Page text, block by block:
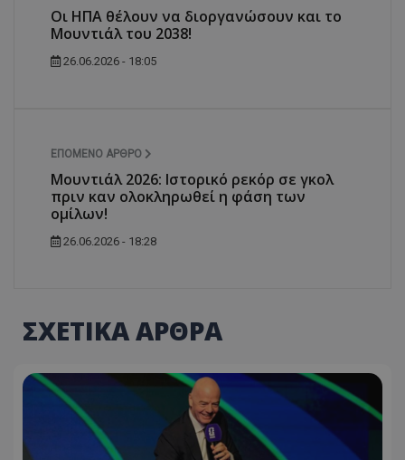
Οι ΗΠΑ θέλουν να διοργανώσουν και το
Μουντιάλ του 2038!
26.06.2026 - 18:05
ΕΠΌΜΕΝΟ ΆΡΘΡΟ
Μουντιάλ 2026: Ιστορικό ρεκόρ σε γκολ
πριν καν ολοκληρωθεί η φάση των
ομίλων!
26.06.2026 - 18:28
ΣΧΕΤΙΚΑ ΑΡΘΡΑ